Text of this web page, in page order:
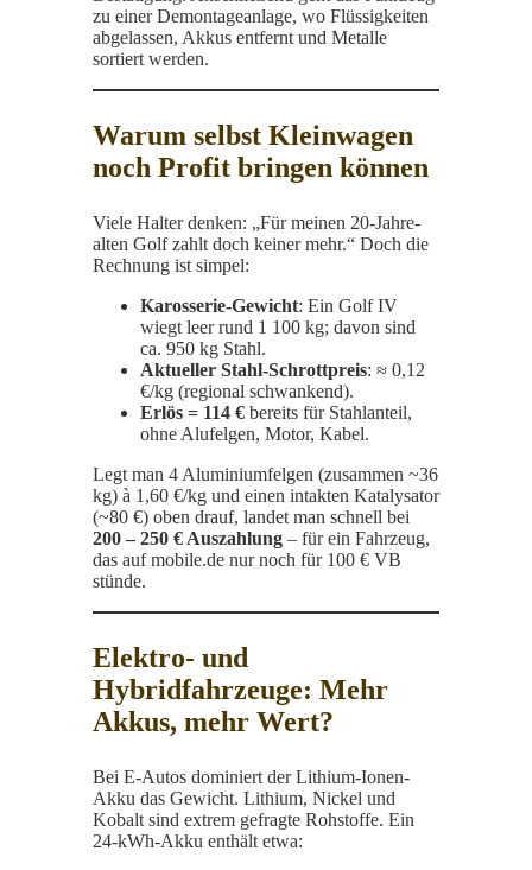
zu einer Demontage­anlage, wo Flüssigkeiten
abgelassen, Akkus entfernt und Metalle
sortiert werden.
Warum selbst Kleinwagen
noch Profit bringen können
Viele Halter denken: „Für meinen 20-Jahre-
alten Golf zahlt doch keiner mehr.“ Doch die
Rechnung ist simpel:
Karosserie-Gewicht: Ein Golf IV
wiegt leer rund 1 100 kg; davon sind
ca. 950 kg Stahl.
Aktueller Stahl-Schrottpreis: ≈ 0,12
€/kg (regional schwankend).
Erlös = 114 € bereits für Stahlanteil,
ohne Alufelgen, Motor, Kabel.
Legt man 4 Aluminiumfelgen (zusammen ~36
kg) à 1,60 €/kg und einen intakten Katalysator
(~80 €) oben drauf, landet man schnell bei
200 – 250 € Auszahlung – für ein Fahrzeug,
das auf mobile.de nur noch für 100 € VB
stünde.
Elektro- und
Hybridfahrzeuge: Mehr
Akkus, mehr Wert?
Bei E-Autos dominiert der Lithium-Ionen-
Akku das Gewicht. Lithium, Nickel und
Kobalt sind extrem gefragte Rohstoffe. Ein
24-kWh-Akku enthält etwa: